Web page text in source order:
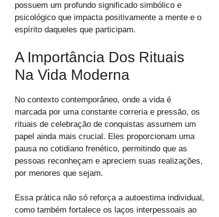
possuem um profundo significado simbólico e
psicológico que impacta positivamente a mente e o
espírito daqueles que participam.
A Importância Dos Rituais
Na Vida Moderna
No contexto contemporâneo, onde a vida é
marcada por uma constante correria e pressão, os
rituais de celebração de conquistas assumem um
papel ainda mais crucial. Eles proporcionam uma
pausa no cotidiano frenético, permitindo que as
pessoas reconheçam e apreciem suas realizações,
por menores que sejam.
Essa prática não só reforça a autoestima individual,
como também fortalece os laços interpessoais ao